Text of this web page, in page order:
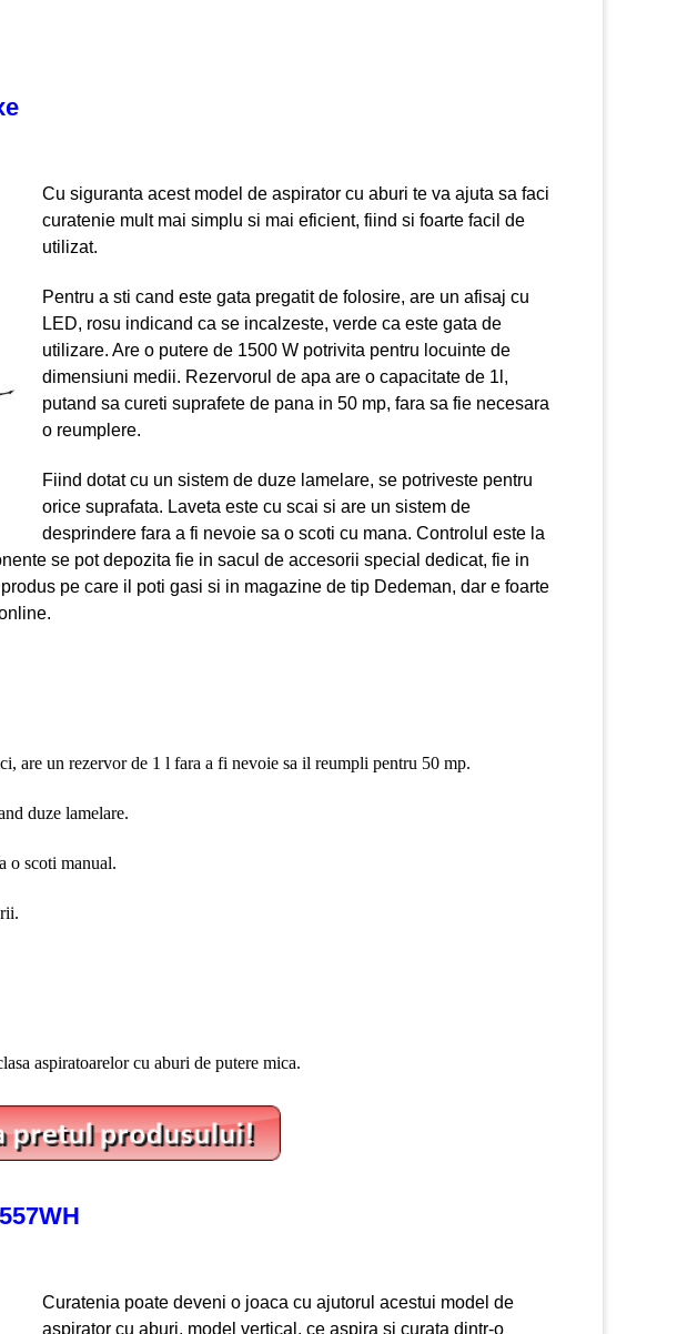
Cu siguranta acest model de aspirator cu aburi te va ajuta sa faci
curatenie mult mai simplu si mai eficient, fiind si foarte facil de
utilizat.
Pentru a sti cand este gata pregatit de folosire, are un afisaj cu
LED, rosu indicand ca se incalzeste, verde ca este gata de
utilizare. Are o putere de 1500 W potrivita pentru locuinte de
dimensiuni medii. Rezervorul de apa are o capacitate de 1l,
putand sa cureti suprafete de pana in 50 mp, fara sa fie necesara
o reumplere.
Fiind dotat cu un sistem de duze lamelare, se potriveste pentru
orice suprafata. Laveta este cu scai si are un sistem de
desprindere fara a fi nevoie sa o scoti cu mana. Controlul este la
se pot depozita fie in sacul de accesorii special dedicat, fie in
pe care il poti gasi si in magazine de tip Dedeman, dar e foarte
are un rezervor de 1 l fara a fi nevoie sa il reumpli pentru 50 mp.
duze lamelare.
o scoti manual.
aspiratoarelor cu aburi de putere mica.
Curatenia poate deveni o joaca cu ajutorul acestui model de
aspirator cu aburi, model vertical, ce aspira si curata dintr-o